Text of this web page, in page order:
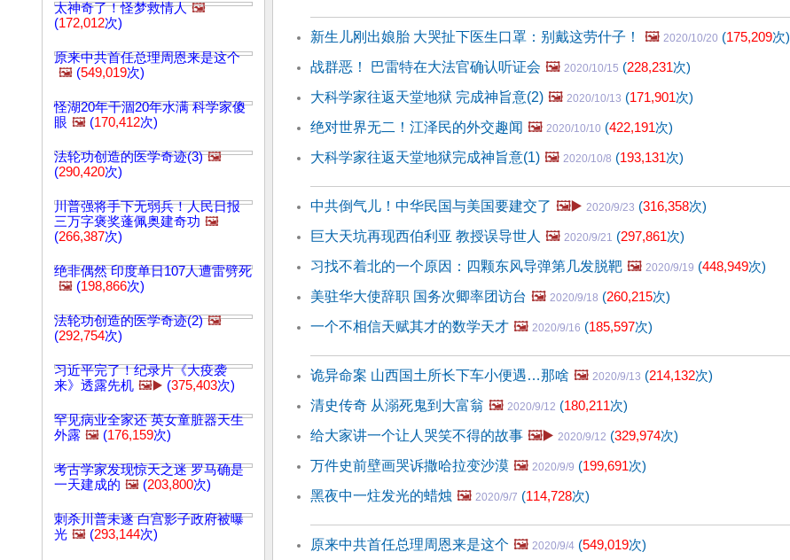
太神奇了！怪梦救情人 🖼️
(172,012次)
原来中共首任总理周恩来是这个
🖼️ (549,019次)
怪湖20年干涸20年水满 科学家傻
眼 🖼️ (170,412次)
法轮功创造的医学奇迹(3) 🖼️
(290,420次)
川普强将手下无弱兵！人民日报
三万字褒奖蓬佩奥建奇功 🖼️
(266,387次)
绝非偶然 印度单日107人遭雷劈死
🖼️ (198,866次)
法轮功创造的医学奇迹(2) 🖼️
(292,754次)
习近平完了！纪录片《大疫袭
来》透露先机 🖼️▶️ (375,403次)
罕见病业全家还 英女童脏器天生
外露 🖼️ (176,159次)
考古学家发现惊天之迷 罗马确是
一天建成的 🖼️ (203,800次)
刺杀川普未遂 白宫影子政府被曝
光 🖼️ (293,144次)
新生儿刚出娘胎 大哭扯下医生口罩：别戴这劳什子！ 🖼️ 2020/10/20 (175,209次)
战群恶！ 巴雷特在大法官确认听证会 🖼️ 2020/10/15 (228,231次)
大科学家往返天堂地狱 完成神旨意(2) 🖼️ 2020/10/13 (171,901次)
绝对世界无二！江泽民的外交趣闻 🖼️ 2020/10/10 (422,191次)
大科学家往返天堂地狱完成神旨意(1) 🖼️ 2020/10/8 (193,131次)
中共倒气儿！中华民国与美国要建交了 🖼️▶️ 2020/9/23 (316,358次)
巨大天坑再现西伯利亚 教授误导世人 🖼️ 2020/9/21 (297,861次)
习找不着北的一个原因：四颗东风导弹第几发脱靶 🖼️ 2020/9/19 (448,949次)
美驻华大使辞职 国务次卿率团访台 🖼️ 2020/9/18 (260,215次)
一个不相信天赋其才的数学天才 🖼️ 2020/9/16 (185,597次)
诡异命案 山西国土所长下车小便遇…那啥 🖼️ 2020/9/13 (214,132次)
清史传奇 从溺死鬼到大富翁 🖼️ 2020/9/12 (180,211次)
给大家讲一个让人哭笑不得的故事 🖼️▶️ 2020/9/12 (329,974次)
万件史前壁画哭诉撒哈拉变沙漠 🖼️ 2020/9/9 (199,691次)
黑夜中一炷发光的蜡烛 🖼️ 2020/9/7 (114,728次)
原来中共首任总理周恩来是这个 🖼️ 2020/9/4 (549,019次)